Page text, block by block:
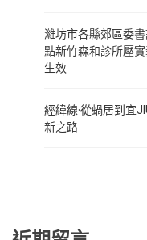
濰坊市各縣郊區委
點新竹森和診所壓
生效
經緯線·從蝸居到宜
新之路